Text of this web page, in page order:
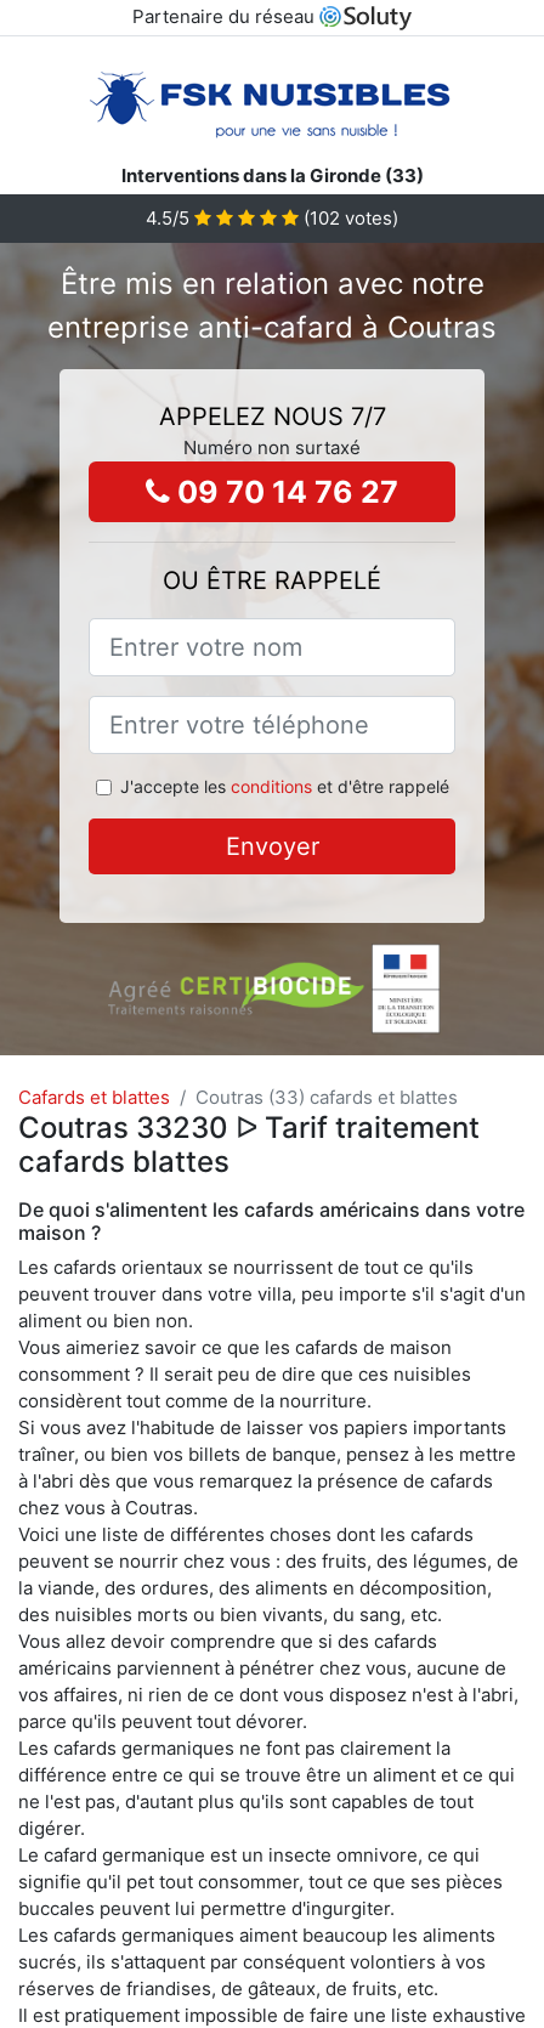
Partenaire du réseau
Interventions dans la Gironde (33)
4.5/5
(102 votes)
Être mis en relation avec notre
entreprise anti-cafard à Coutras
APPELEZ NOUS 7/7
Numéro non surtaxé
09 70 14 76 27
OU ÊTRE RAPPELÉ
J'accepte les conditionset d'être rappelé
Envoyer
Cafards et blattes Coutras (33) cafards et blattes
Coutras 33230 ᐅ Tarif traitement
cafards blattes
De quoi s'alimentent les cafards américains dans votre
maison ?
Les cafards orientaux se nourrissent de tout ce qu'ils
peuvent trouver dans votre villa, peu importe s'il s'agit d'un
aliment ou bien non.
Vous aimeriez savoir ce que les cafards de maison
consomment ? Il serait peu de dire que ces nuisibles
considèrent tout comme de la nourriture.
Si vous avez l'habitude de laisser vos papiers importants
traîner, ou bien vos billets de banque, pensez à les mettre
à l'abri dès que vous remarquez la présence de cafards
chez vous à Coutras.
Voici une liste de différentes choses dont les cafards
peuvent se nourrir chez vous : des fruits, des légumes, de
la viande, des ordures, des aliments en décomposition,
des nuisibles morts ou bien vivants, du sang, etc.
Vous allez devoir comprendre que si des cafards
américains parviennent à pénétrer chez vous, aucune de
vos affaires, ni rien de ce dont vous disposez n'est à l'abri,
parce qu'ils peuvent tout dévorer.
Les cafards germaniques ne font pas clairement la
différence entre ce qui se trouve être un aliment et ce qui
ne l'est pas, d'autant plus qu'ils sont capables de tout
digérer.
Le cafard germanique est un insecte omnivore, ce qui
signifie qu'il pet tout consommer, tout ce que ses pièces
buccales peuvent lui permettre d'ingurgiter.
Les cafards germaniques aiment beaucoup les aliments
sucrés, ils s'attaquent par conséquent volontiers à vos
réserves de friandises, de gâteaux, de fruits, etc.
Il est pratiquement impossible de faire une liste exhaustive